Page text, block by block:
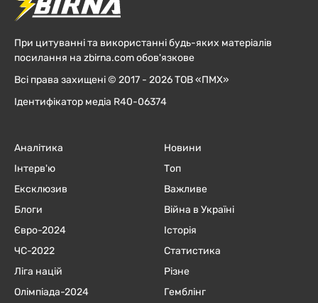
При цитуванні та використанні будь-яких матеріалів
посилання на zbirna.com обов'язкове
Всі права захищені © 2017 - 2026 ТОВ «ПМХ»
Ідентифікатор медіа R40-06374
Аналітика
Інтерв'ю
Ексклюзив
Блоги
Євро-2024
ЧC-2022
Ліга націй
Олімпіада-2024
Новини
Топ
Важливе
Війна в Україні
Історія
Статистика
Різне
Гемблінг